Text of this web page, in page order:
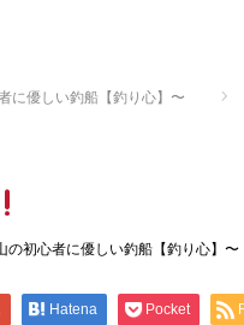
に優しい釣船【釣り心】〜
の初心者に優しい釣船【釣り心】〜
Hatena Pocket